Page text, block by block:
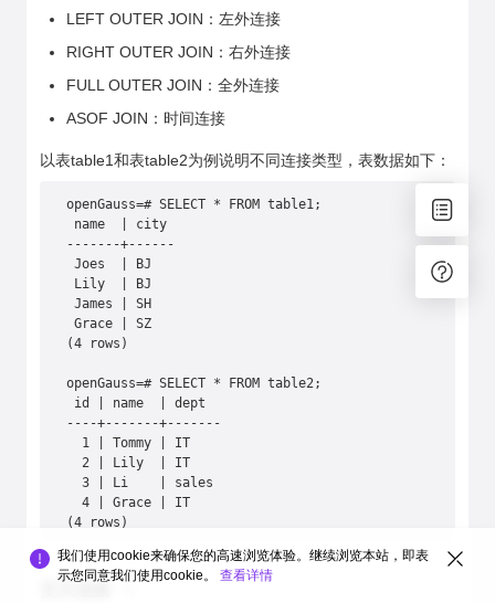
LEFT OUTER JOIN：左外连接
RIGHT OUTER JOIN：右外连接
FULL OUTER JOIN：全外连接
ASOF JOIN：时间连接
以表table1和表table2为例说明不同连接类型，表数据如下：
openGauss=# SELECT * FROM table1;
name  | city
-------+------
Joes  | BJ
Lily  | BJ
James | SH
Grace | SZ
(4 rows)
openGauss=# SELECT * FROM table2;
id | name  | dept
----+-------+-------
  1 | Tommy | IT
  2 | Lily  | IT
  3 | Li    | sales
  4 | Grace | IT
(4 rows)
我们使用cookie来确保您的高速浏览体验。继续浏览本站，即表
示您同意我们使用cookie。 查看详情